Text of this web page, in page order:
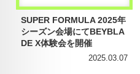
SUPER FORMULA 2025年
シーズン会場にてBEYBLA
DE X体験会を開催
2025.03.07